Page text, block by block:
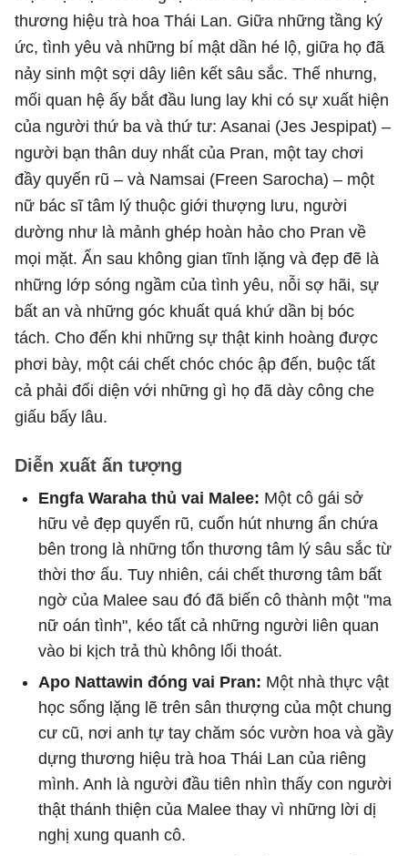
thương hiệu trà hoa Thái Lan. Giữa những tầng ký
ức, tình yêu và những bí mật dần hé lộ, giữa họ đã
nảy sinh một sợi dây liên kết sâu sắc. Thế nhưng,
mối quan hệ ấy bắt đầu lung lay khi có sự xuất hiện
của người thứ ba và thứ tư: Asanai (Jes Jespipat) –
người bạn thân duy nhất của Pran, một tay chơi
đầy quyến rũ – và Namsai (Freen Sarocha) – một
nữ bác sĩ tâm lý thuộc giới thượng lưu, người
dường như là mảnh ghép hoàn hảo cho Pran về
mọi mặt. Ẩn sau không gian tĩnh lặng và đẹp đẽ là
những lớp sóng ngầm của tình yêu, nỗi sợ hãi, sự
bất an và những góc khuất quá khứ dần bị bóc
tách. Cho đến khi những sự thật kinh hoàng được
phơi bày, một cái chết chóc chóc ập đến, buộc tất
cả phải đối diện với những gì họ đã dày công che
giấu bấy lâu.
Diễn xuất ấn tượng
Engfa Waraha thủ vai Malee: Một cô gái sở
hữu vẻ đẹp quyến rũ, cuốn hút nhưng ẩn chứa
bên trong là những tổn thương tâm lý sâu sắc từ
thời thơ ấu. Tuy nhiên, cái chết thương tâm bất
ngờ của Malee sau đó đã biến cô thành một "ma
nữ oán tình", kéo tất cả những người liên quan
vào bi kịch trả thù không lối thoát.
Apo Nattawin đóng vai Pran: Một nhà thực vật
học sống lặng lẽ trên sân thượng của một chung
cư cũ, nơi anh tự tay chăm sóc vườn hoa và gầy
dựng thương hiệu trà hoa Thái Lan của riêng
mình. Anh là người đầu tiên nhìn thấy con người
thật thánh thiện của Malee thay vì những lời dị
nghị xung quanh cô.